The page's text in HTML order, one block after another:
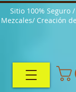
Sitio 100% Seguro
Mezcales/ Creación